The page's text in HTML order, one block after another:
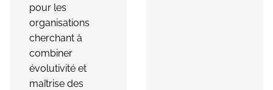
pour les
organisations
cherchant à
combiner
évolutivité et
maîtrise des